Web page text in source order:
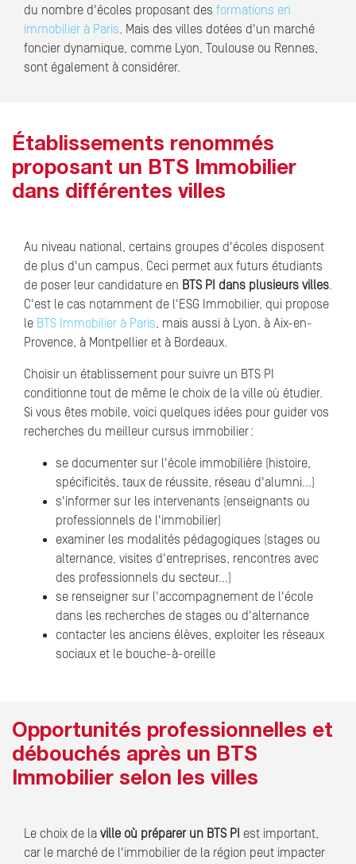
du nombre d'écoles proposant des formations en
immobilier à Paris. Mais des villes dotées d'un marché
foncier dynamique, comme Lyon, Toulouse ou Rennes,
sont également à considérer.
Établissements renommés
proposant un BTS Immobilier
dans différentes villes
Au niveau national, certains groupes d'écoles disposent
de plus d'un campus. Ceci permet aux futurs étudiants
de poser leur candidature en BTS PI dans plusieurs villes.
C'est le cas notamment de l'ESG Immobilier, qui propose
le BTS Immobilier à Paris, mais aussi à Lyon, à Aix-en-
Provence, à Montpellier et à Bordeaux.
Choisir un établissement pour suivre un BTS PI
conditionne tout de même le choix de la ville où étudier.
Si vous êtes mobile, voici quelques idées pour guider vos
recherches du meilleur cursus immobilier :
se documenter sur l'école immobilière (histoire,
spécificités, taux de réussite, réseau d'alumni…)
s'informer sur les intervenants (enseignants ou
professionnels de l'immobilier)
examiner les modalités pédagogiques (stages ou
alternance, visites d'entreprises, rencontres avec
des professionnels du secteur…)
se renseigner sur l'accompagnement de l'école
dans les recherches de stages ou d'alternance
contacter les anciens élèves, exploiter les réseaux
sociaux et le bouche-à-oreille
Opportunités professionnelles et
débouchés après un BTS
Immobilier selon les villes
Le choix de la ville où préparer un BTS PI est important,
car le marché de l'immobilier de la région peut impacter